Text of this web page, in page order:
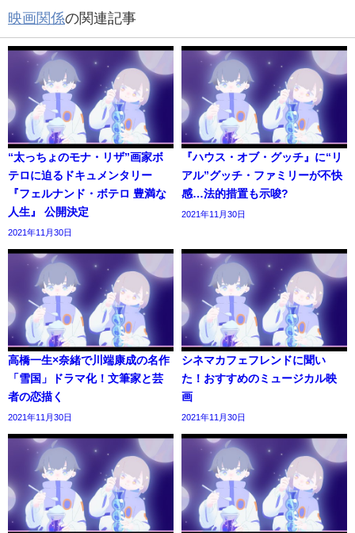
映画関係の関連記事
“太っちょのモナ・リザ”画家ボ
テロに迫るドキュメンタリー
『フェルナンド・ボテロ 豊満な
人生』 公開決定
2021年11月30日
『ハウス・オブ・グッチ』に“リ
アル”グッチ・ファミリーが不快
感…法的措置も示唆?
2021年11月30日
高橋一生×奈緒で川端康成の名作
「雪国」ドラマ化！文筆家と芸
者の恋描く
2021年11月30日
シネマカフェフレンドに聞い
た！おすすめのミュージカル映
画
2021年11月30日